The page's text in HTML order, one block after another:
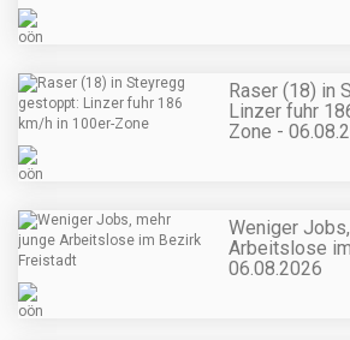
Raser (18) in
Linzer fuhr
Zone -
Weniger
Arbeitslose
06.08.2026